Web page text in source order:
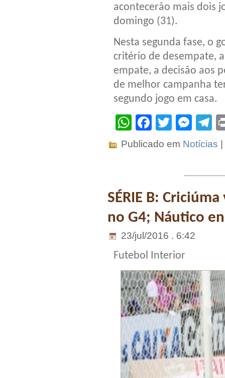
acontecerão mais dois
domingo (31).
Nesta segunda fase, o
critério de desempate,
empate, a decisão aos
de melhor campanha
segundo jogo em casa.
WhatsApp
Facebook
Twitter
Publicado em Notícias |
SÉRIE B:
no G4; Náutico
23/jul/2016 . 6:42
Futebol Interior